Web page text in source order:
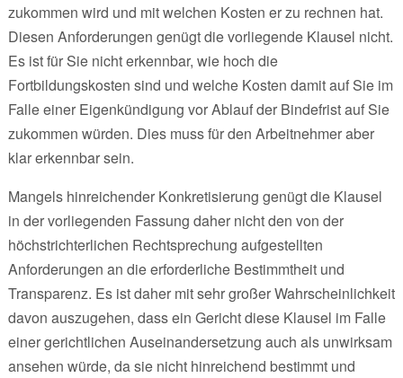
zukommen wird und mit welchen Kosten er zu rechnen hat.
Diesen Anforderungen genügt die vorliegende Klausel nicht.
Es ist für Sie nicht erkennbar, wie hoch die
Fortbildungskosten sind und welche Kosten damit auf Sie im
Falle einer Eigenkündigung vor Ablauf der Bindefrist auf Sie
zukommen würden. Dies muss für den Arbeitnehmer aber
klar erkennbar sein.
Mangels hinreichender Konkretisierung genügt die Klausel
in der vorliegenden Fassung daher nicht den von der
höchstrichterlichen Rechtsprechung aufgestellten
Anforderungen an die erforderliche Bestimmtheit und
Transparenz. Es ist daher mit sehr großer Wahrscheinlichkeit
davon auszugehen, dass ein Gericht diese Klausel im Falle
einer gerichtlichen Auseinandersetzung auch als unwirksam
ansehen würde, da sie nicht hinreichend bestimmt und